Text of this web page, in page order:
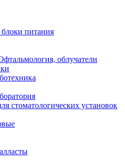
питания
облучатели
стоматологических установок